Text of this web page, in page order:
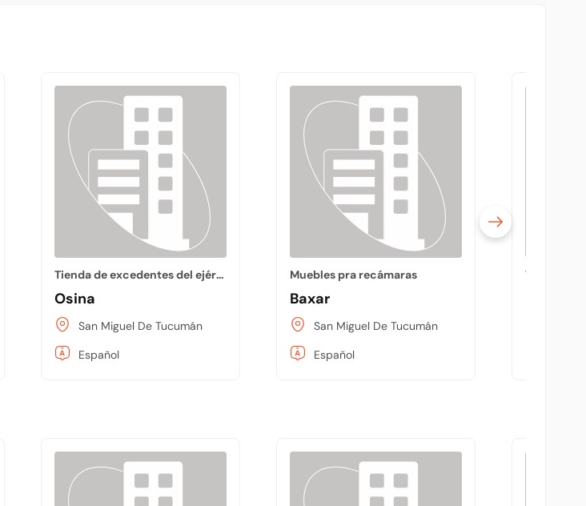
Tienda de excedentes del ejército y la marina
Osina
San Miguel De Tucumán
Español
Muebles pra recámaras
Baxar
San Miguel De Tucumán
Español
Tienda de